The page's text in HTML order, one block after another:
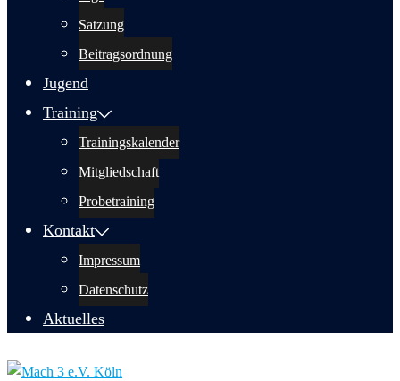
Satzung
Beitragsordnung
Jugend
Training
Trainingskalender
Mitgliedschaft
Probetraining
Kontakt
Impressum
Datenschutz
Aktuelles